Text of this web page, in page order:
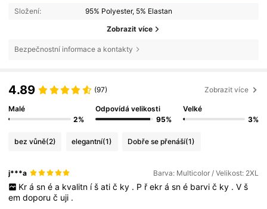
Složení: 95% Polyester, 5% Elastan
Zobrazit více
Bezpečnostní informace a kontakty
4.89 (97) Zobrazit více
Malé
2%
Odpovídá velikosti
95%
Velké
3%
bez vůně(2) elegantní(1) Dobře se přenáší(1)
j***a Barva: Multicolor / Velikost: 2XL
Kr á sn é a kvalitn íš ati č ky . P ř ekr á sn é barvi č ky . V š
emdoporuč uji .